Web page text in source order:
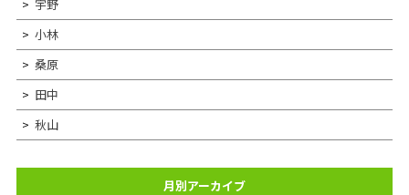
宇野
小林
桑原
田中
秋山
月別アーカイブ